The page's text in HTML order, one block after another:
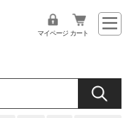
マイページ カート